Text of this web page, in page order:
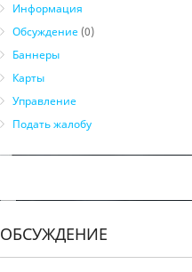
Информация
Обсуждение(0)
Баннеры
Карты
Управление
Подать жалобу
ОБСУЖДЕНИЕ